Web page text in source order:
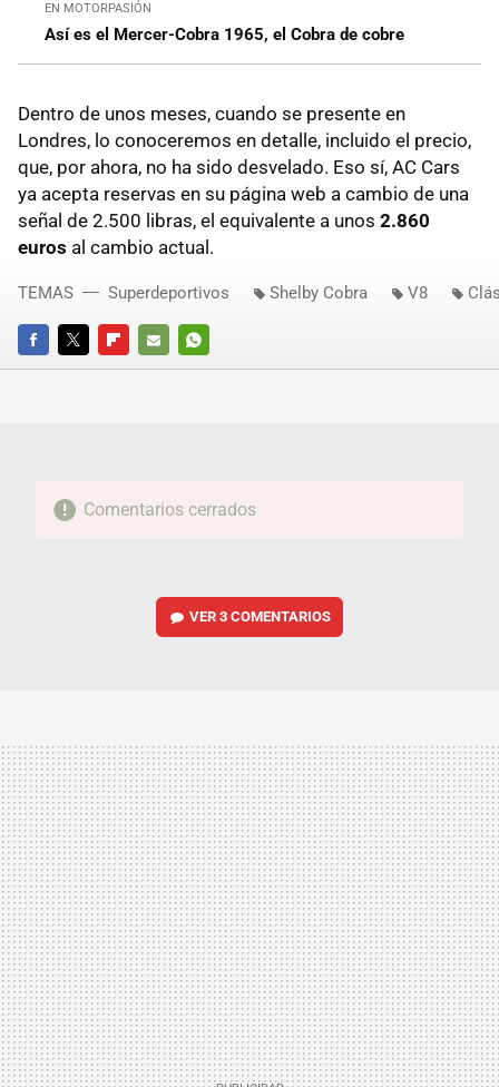
EN MOTORPASIÓN
Así es el Mercer-Cobra 1965, el Cobra de cobre
Dentro de unos meses, cuando se presente en
Londres, lo conoceremos en detalle, incluido el precio,
que, por ahora, no ha sido desvelado. Eso sí, AC Cars
ya acepta reservas en su página web a cambio de una
señal de 2.500 libras, el equivalente a unos 2.860
euros al cambio actual.
FACEBOOKTWITTERFLIPBOARD
E-
WHATSAPP
TEMAS Superdeportivos Shelby Cobra V8
Comentarios cerrados
VER3 COMENTARIOS